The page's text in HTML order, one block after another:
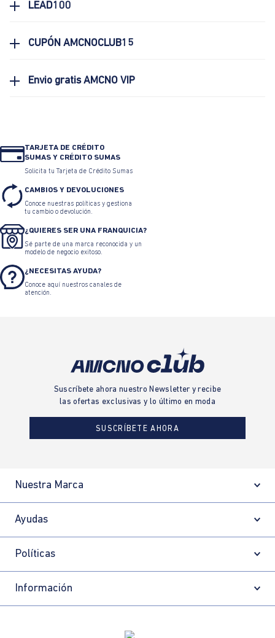
LEAD100
CUPÓN AMCNOCLUB15
Envio gratis AMCNO VIP
TARJETA DE CRÉDITO
SUMAS Y CRÉDITO SUMAS
Solicita tu Tarjeta de Crédito Sumas
CAMBIOS Y DEVOLUCIONES
Conoce nuestras políticas y gestiona
tu cambio o devolución.
¿QUIERES SER UNA FRANQUICIA?
Sé parte de una marca reconocida y un
modelo de negocio exitoso.
¿NECESITAS AYUDA?
Conoce aquí nuestros canales de
atención.
Suscríbete ahora nuestro Newsletter y recibe
las ofertas exclusivas y lo último en moda
SUSCRÍBETE AHORA
Nuestra Marca
Ayudas
Políticas
Información